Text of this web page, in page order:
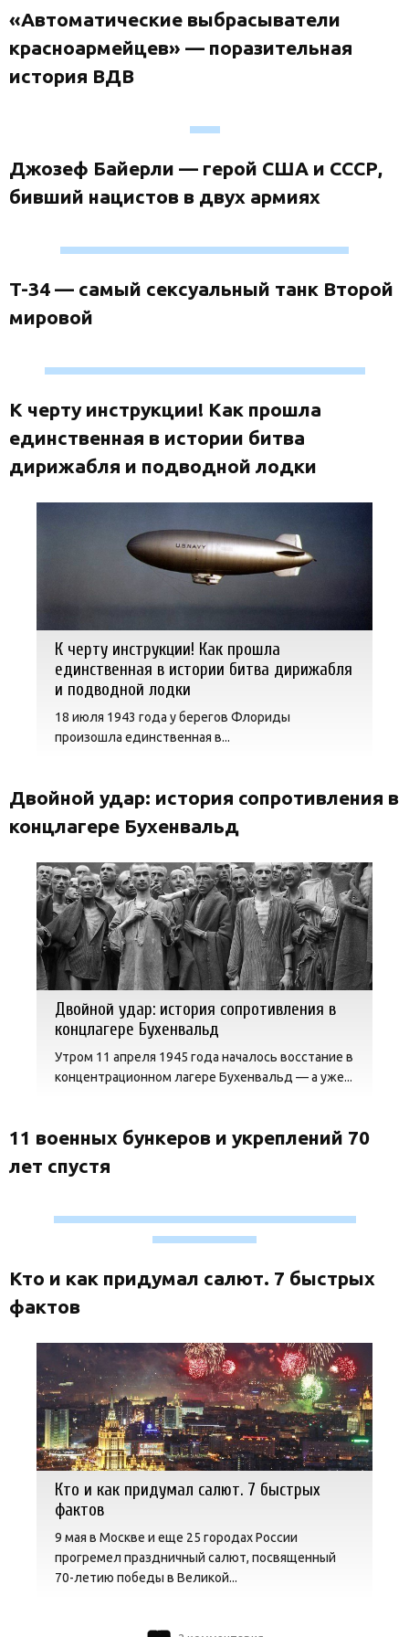
«Автоматические выбрасыватели
красноармейцев» — поразительная
история ВДВ
Джозеф Байерли — герой США и СССР,
бивший нацистов в двух армиях
T-34 — самый сексуальный танк Второй
мировой
К черту инструкции! Как прошла
единственная в истории битва
дирижабля и подводной лодки
К черту инструкции! Как прошла
единственная в истории битва дирижабля
и подводной лодки
18 июля 1943 года у берегов Флориды
произошла единственная в...
Двойной удар: история сопротивления в
концлагере Бухенвальд
Двойной удар: история сопротивления в
концлагере Бухенвальд
Утром 11 апреля 1945 года началось восстание в
концентрационном лагере Бухенвальд — а уже...
11 военных бункеров и укреплений 70
лет спустя
Кто и как придумал салют. 7 быстрых
фактов
Кто и как придумал салют. 7 быстрых
фактов
9 мая в Москве и еще 25 городах России
прогремел праздничный салют, посвященный
70-летию победы в Великой...